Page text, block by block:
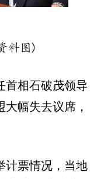
料图)
首相石破茂领导
幅失去议席，
计票情况，当地